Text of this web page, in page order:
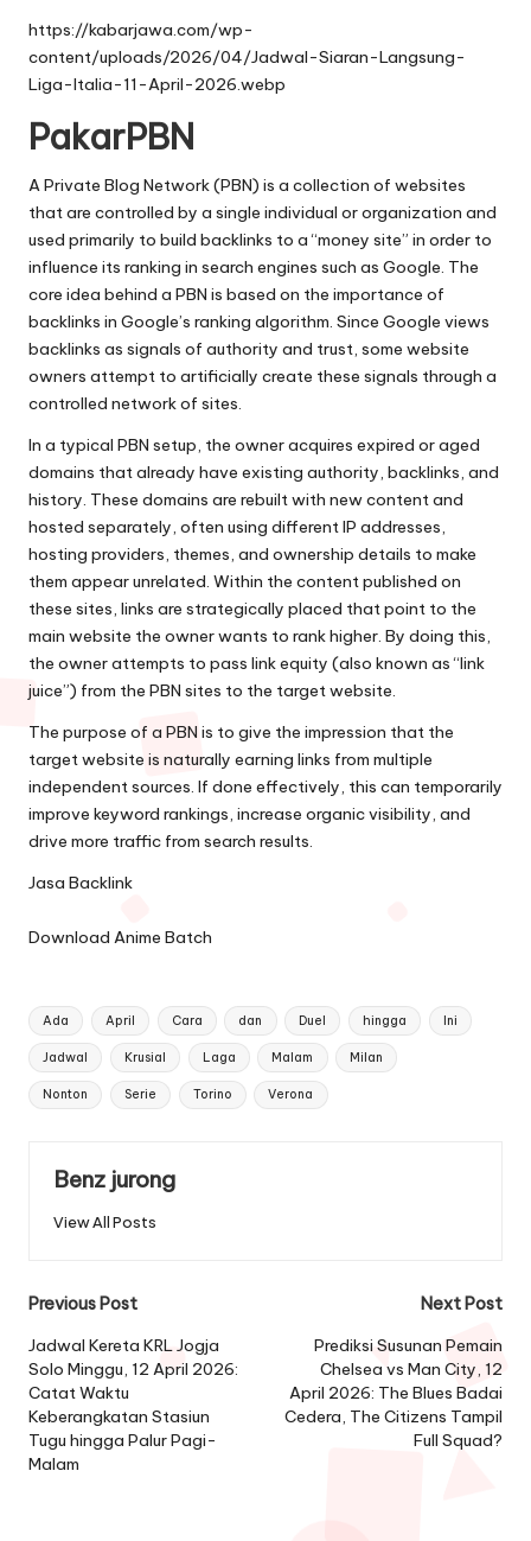
https://kabarjawa.com/wp-
content/uploads/2026/04/Jadwal-Siaran-Langsung-
Liga-Italia-11-April-2026.webp
PakarPBN
A Private Blog Network (PBN) is a collection of websites
that are controlled by a single individual or organization and
used primarily to build backlinks to a “money site” in order to
influence its ranking in search engines such as Google. The
core idea behind a PBN is based on the importance of
backlinks in Google’s ranking algorithm. Since Google views
backlinks as signals of authority and trust, some website
owners attempt to artificially create these signals through a
controlled network of sites.
In a typical PBN setup, the owner acquires expired or aged
domains that already have existing authority, backlinks, and
history. These domains are rebuilt with new content and
hosted separately, often using different IP addresses,
hosting providers, themes, and ownership details to make
them appear unrelated. Within the content published on
these sites, links are strategically placed that point to the
main website the owner wants to rank higher. By doing this,
the owner attempts to pass link equity (also known as “link
juice”) from the PBN sites to the target website.
The purpose of a PBN is to give the impression that the
target website is naturally earning links from multiple
independent sources. If done effectively, this can temporarily
improve keyword rankings, increase organic visibility, and
drive more traffic from search results.
Jasa Backlink
Download Anime Batch
Tags:
Ada April Cara dan Duel hingga Ini
Jadwal Krusial Laga Malam Milan
Nonton Serie Torino Verona
Benz jurong
View All Posts
Post
navigation
Previous Post
Jadwal Kereta KRL Jogja
Solo Minggu, 12 April 2026:
Catat Waktu
Keberangkatan Stasiun
Tugu hingga Palur Pagi-
Malam
Next Post
Prediksi Susunan Pemain
Chelsea vs Man City, 12
April 2026: The Blues Badai
Cedera, The Citizens Tampil
Full Squad?